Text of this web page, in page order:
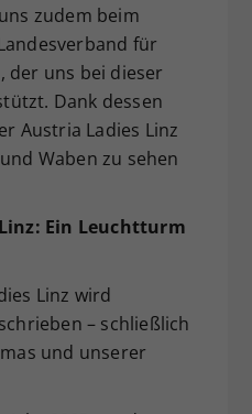
zudem beim
für
der uns bei dieser
Dank dessen
Austria Ladies Linz
Waben zu sehen
Ein Leuchtturm
Linz wird
– schließlich
und unserer